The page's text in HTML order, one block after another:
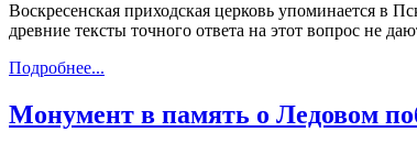
Воскресенская приходская церковь упоминается в
древние тексты точного ответа на этот вопрос не
Подробнее...
Монумент в память о Ледовом